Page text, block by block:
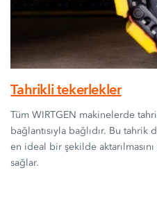
Tahrikli tekerlekler
Tüm WIRTGEN makinelerde
bağlantısıyla bağlıdır. Bu
en ideal bir şekilde
sağlar.